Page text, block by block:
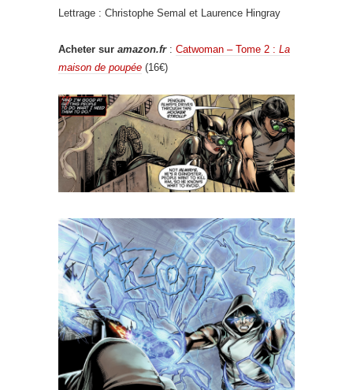
Lettrage : Christophe Semal et Laurence Hingray
Acheter sur amazon.fr: Catwoman – Tome 2 : La
maison de poupée (16€)